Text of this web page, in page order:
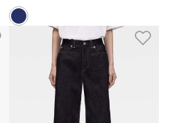
Aggiungi alla Lista dei